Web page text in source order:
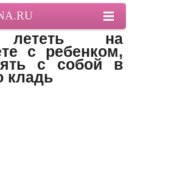
на
с ребенком,
с собой в
кладь